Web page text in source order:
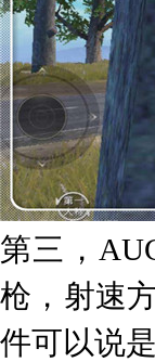
第三，
枪，射速
件可以说